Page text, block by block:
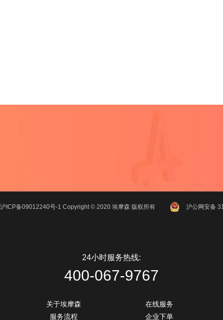
沪ICP备09012240号-1 Copyright © 2020 埃摩森 版权所有 沪公网安备
24小时服务热线:
400-067-9767
关于埃摩森
服务流程
在线服务
企业下单